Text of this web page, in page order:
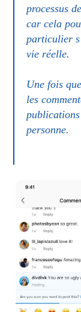
processus
car cela
particulier
vie réelle.
Une fois
les
personne.